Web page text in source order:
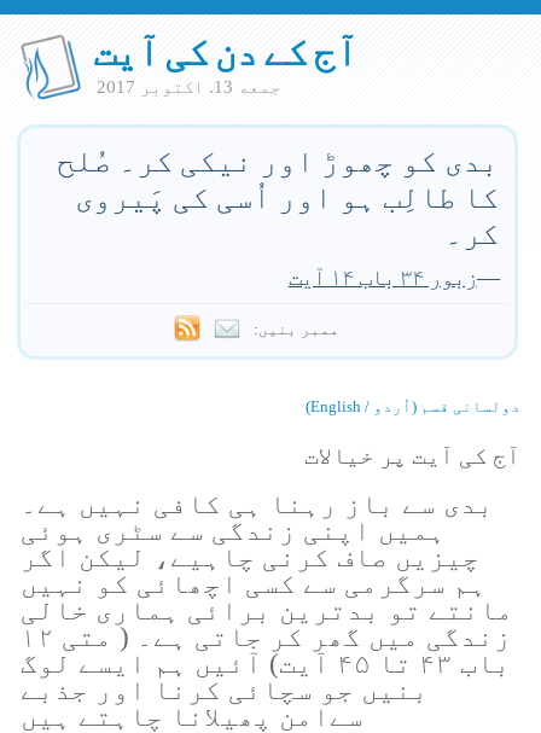
آج کے دن کی آیت
جمعه 13. اكتوبر 2017
بدی کو چھوڑ اور نیکی کر۔ صُلح
کا طالِب ہو اور اُسی کی پَیروی
کر۔
—زبور ۳۴ باب ۱۴ آیت
ممبر بنیں:
دولسانی قسم (اُردو / English)
آج کی آیت پر خیالات
بدی سے باز رہنا ہی کافی نہیں ہے۔
ہمیں اپنی زندگی سے سٹری ہوئی
چیزیں صاف کرنی چاہیے، لیکن اگر
ہم سرگرمی سے کسی اچھائی کو نہیں
مانتے تو بدترین برائی ہماری خالی
زندگی میں گھر کر جاتی ہے۔ ( متی ۱۲
باب ۴۳ تا ۴۵ آیت) آئیں ہم ایسے لوگ
بنیں جو سچائی کرنا اور جذبے
سےامن پھیلانا چاہتے ہیں